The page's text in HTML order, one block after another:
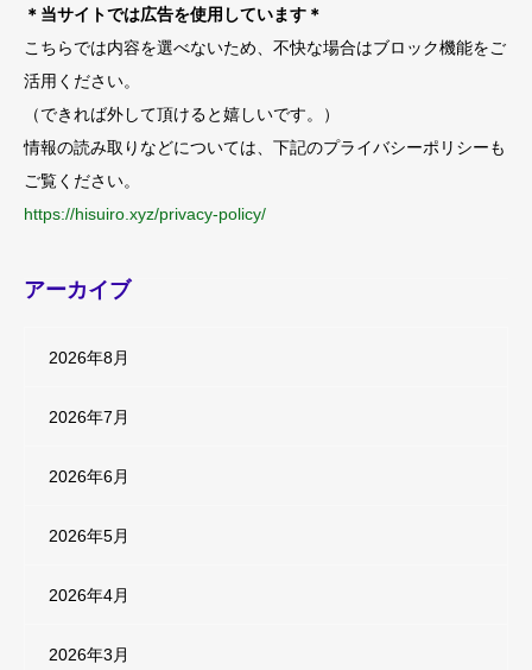
＊当サイトでは広告を使用しています＊
こちらでは内容を選べないため、不快な場合はブロック機能をご
活用ください。
（できれば外して頂けると嬉しいです。）
情報の読み取りなどについては、下記のプライバシーポリシーも
ご覧ください。
https://hisuiro.xyz/privacy-policy/
アーカイブ
2026年8月
2026年7月
2026年6月
2026年5月
2026年4月
2026年3月